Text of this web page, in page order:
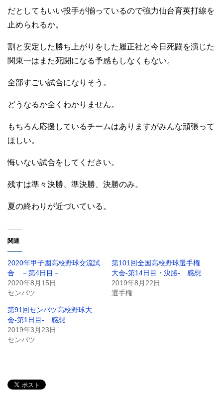
だとしてもいい投手が揃っているので強力仙台育英打線を
止められるか。
割と安定した勝ち上がりをした履正社と今日死闘を演じた
関東一はまた死闘になる予感もしなくもない。
全部すごい試合になりそう。
どうなるか全くわかりません。
もちろん応援しているチームはありますがみんな頑張って
ほしい。
悔いない試合をしてください。
残すは準々決勝、準決勝、決勝のみ。
夏の終わりが近づいている。
関連
2020年甲子園高校野球交流試
合 －第4日目－
2020年8月15日
センバツ
第101回全国高校野球選手権
大会-第14日目・決勝- 感想
2019年8月22日
選手権
第91回センバツ高校野球大
会-第1日目- 感想
2019年3月23日
センバツ